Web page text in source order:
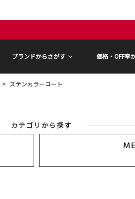
ブランドからさがす 価格・OFF率
ステンカラーコート